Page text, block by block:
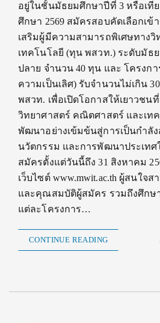
อยู่ในชั้นมัธยมศึกษาปีที่ 3 หรือเทีย
ศึกษา 2569 สมัครสอบคัดเลือกเ
เสริมผู้มีความสามารถพิเศษทางวิ
เทคโนโลยี (ทุน พสวท.) ระดับมัธ
ปลาย จำนวน 40 ทุน และ โครงก
ความเป็นเลิศ) รับจำนวนไม่เกิน
พสวท. เพื่อเปิดโอกาสให้เยาวชน
วิทยาศาสตร์ คณิตศาสตร์ และเท
พัฒนาอย่างเข้มข้นสู่การเป็นกำลั
นวัตกรรม และการพัฒนาประเทศ
สมัครตั้งแต่วันนี้ถึง 31 สิงหาคม
เว็บไซต์ www.mwit.ac.th ผู้สนใจ
และคุณสมบัติผู้สมัคร รวมถึงศึกษ
แต่ละโครงการ…
CONTINUE READING